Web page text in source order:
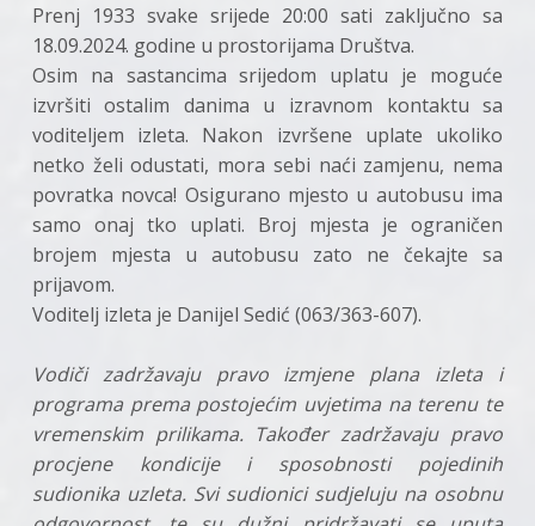
Prenj 1933 svake srijede 20:00 sati zaključno sa
18.09.2024. godine u prostorijama Društva.
Osim na sastancima srijedom uplatu je moguće
izvršiti ostalim danima u izravnom kontaktu sa
voditeljem izleta. Nakon izvršene uplate ukoliko
netko želi odustati, mora sebi naći zamjenu, nema
povratka novca! Osigurano mjesto u autobusu ima
samo onaj tko uplati. Broj mjesta je ograničen
brojem mjesta u autobusu zato ne čekajte sa
prijavom.
Voditelj izleta je Danijel Sedić (063/363-607).
Vodiči zadržavaju pravo izmjene plana izleta i
programa prema postojećim uvjetima na terenu te
vremenskim prilikama. Također zadržavaju pravo
procjene kondicije i sposobnosti pojedinih
sudionika uzleta. Svi sudionici sudjeluju na osobnu